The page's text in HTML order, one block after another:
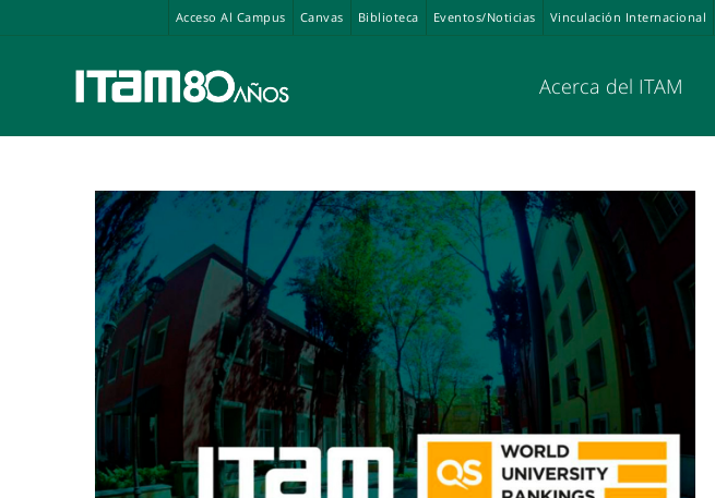
Acceso Al Campus Canvas Biblioteca Eventos/Noticias Vinculación Internacional
Acerca del ITAM